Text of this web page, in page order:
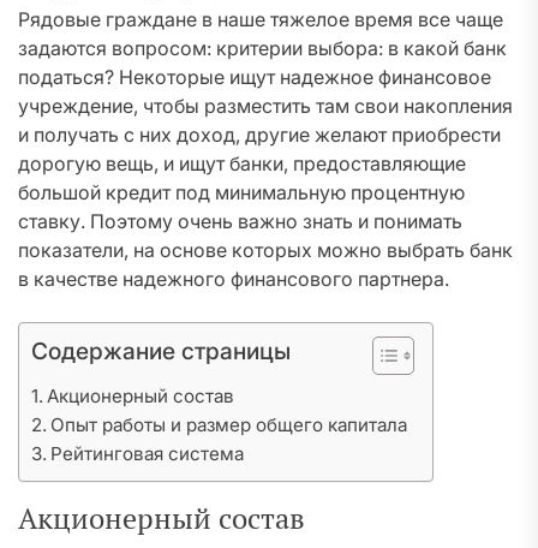
Рядовые граждане в наше тяжелое время все чаще
задаются вопросом: критерии выбора: в какой банк
податься? Некоторые ищут надежное финансовое
учреждение, чтобы разместить там свои накопления
и получать с них доход, другие желают приобрести
дорогую вещь, и ищут банки, предоставляющие
большой кредит под минимальную процентную
ставку. Поэтому очень важно знать и понимать
показатели, на основе которых можно выбрать банк
в качестве надежного финансового партнера.
Содержание страницы
Акционерный состав
Опыт работы и размер общего капитала
Рейтинговая система
Акционерный состав